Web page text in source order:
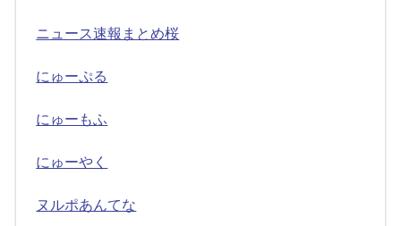
ニュース速報まとめ桜
にゅーぷる
にゅーもふ
にゅーやく
ヌルポあんてな